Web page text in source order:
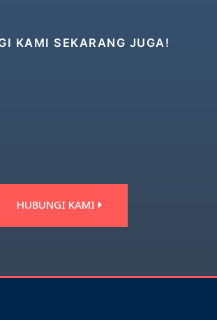
KAMI SEKARANG JUGA!
HUBUNGI KAMI